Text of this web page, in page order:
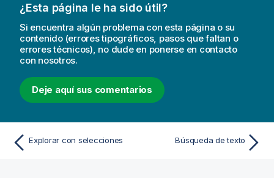
¿Esta página le ha sido útil?
Si encuentra algún problema con esta página o su
contenido (errores tipográficos, pasos que faltan o
errores técnicos), no dude en ponerse en contacto
con nosotros.
Deje aquí sus comentarios
Explorar con selecciones Búsqueda de texto